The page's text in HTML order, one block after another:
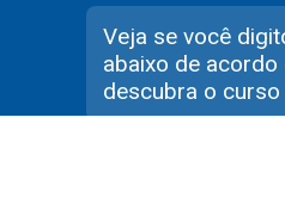
Veja se você
abaixo de
descubra o